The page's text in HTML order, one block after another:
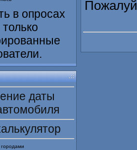
в опросах
даты